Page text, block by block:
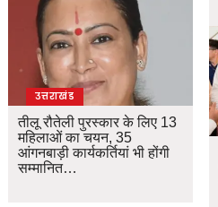
उत्तराखंड
तीलू रौतेली पुरस्कार के लिए 13
महिलाओं का चयन, 35
आंगनबाड़ी कार्यकर्तियां भी होंगी
सम्मानित…